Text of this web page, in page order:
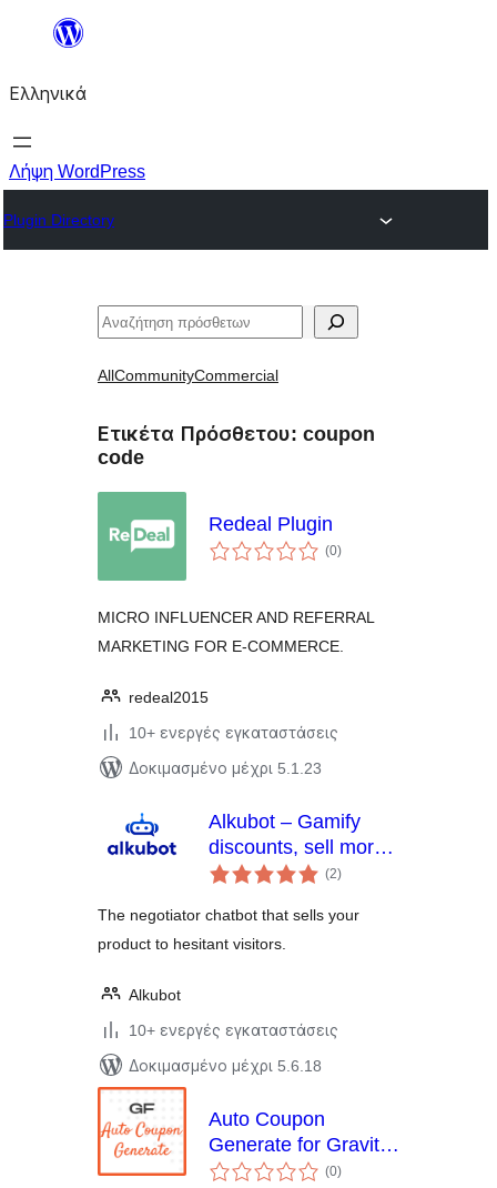
Μετάβαση
περιεχόμενο
Ελληνικά
Λήψη WordPress
Plugin Directory
Αναζήτηση
AllCommunityCommercial
Ετικέτα Πρόσθετου: coupon
code
Redeal Plugin
(0αξιολογήσεις
σύνολο
)
MICRO INFLUENCER AND REFERRAL
MARKETING FOR E-COMMERCE.
redeal2015
10+ ενεργές εγκαταστάσεις
Δοκιμασμένο μέχρι 5.1.23
Alkubot – Gamify
discounts, sell more
and give less at the
(2αξιολογήσεις
σύνολο
)
The negotiator chatbot that sells your
product to hesitant visitors.
Alkubot
10+ ενεργές εγκαταστάσεις
Δοκιμασμένο μέχρι 5.6.18
Auto Coupon
Generate for Gravity
Forms
(0αξιολογήσεις
σύνολο
)